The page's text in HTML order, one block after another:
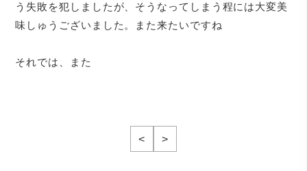
う失敗を犯しましたが、そうなってしまう程には大変美
味しゅうございました。また来たいですね
それでは、また
< >